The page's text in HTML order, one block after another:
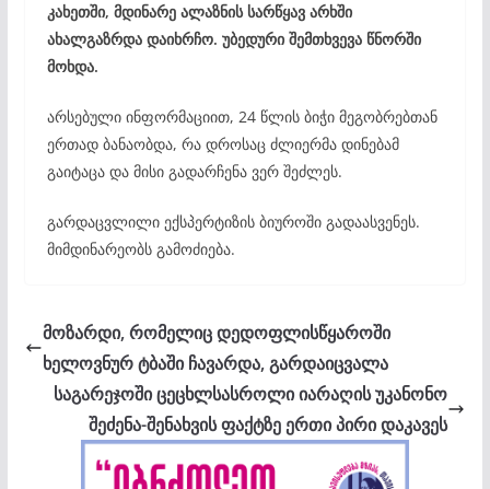
კახეთში, მდინარე ალაზნის სარწყავ არხში
ახალგაზრდა დაიხრჩო. უბედური შემთხვევა წნორში
მოხდა.
არსებული ინფორმაციით, 24 წლის ბიჭი მეგობრებთან
ერთად ბანაობდა, რა დროსაც ძლიერმა დინებამ
გაიტაცა და მისი გადარჩენა ვერ შეძლეს.
გარდაცვლილი ექსპერტიზის ბიუროში გადაასვენეს.
მიმდინარეობს გამოძიება.
მოზარდი, რომელიც დედოფლისწყაროში
ხელოვნურ ტბაში ჩავარდა, გარდაიცვალა
საგარეჯოში ცეცხლსასროლი იარაღის უკანონო
შეძენა-შენახვის ფაქტზე ერთი პირი დაკავეს